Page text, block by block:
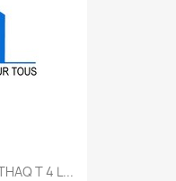
T 4 L...